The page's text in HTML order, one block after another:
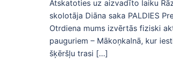
Atskatoties uz aizvadīto laiku
skolotāja Diāna saka PALDIES
Otrdiena mums izvērtās fiziski
pauguriem – Mākoņkalnā, kur
šķēršļu trasi […]